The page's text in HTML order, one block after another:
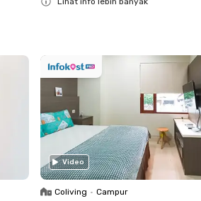
Video
Coliving • Campur